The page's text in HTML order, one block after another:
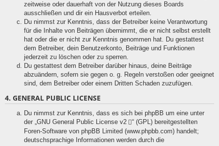
zeitweise oder dauerhaft von der Nutzung dieses Boards
ausschließen und dir ein Hausverbot erteilen.
Du nimmst zur Kenntnis, dass der Betreiber keine Verantwortung
für die Inhalte von Beiträgen übernimmt, die er nicht selbst erstellt
hat oder die er nicht zur Kenntnis genommen hat. Du gestattest
dem Betreiber, dein Benutzerkonto, Beiträge und Funktionen
jederzeit zu löschen oder zu sperren.
Du gestattest dem Betreiber darüber hinaus, deine Beiträge
abzuändern, sofern sie gegen o. g. Regeln verstoßen oder geeignet
sind, dem Betreiber oder einem Dritten Schaden zuzufügen.
4. GENERAL PUBLIC LICENSE
Du nimmst zur Kenntnis, dass es sich bei phpBB um eine unter
der „GNU General Public License v2
“ (GPL) bereitgestellten
Foren-Software von phpBB Limited (www.phpbb.com) handelt;
deutschsprachige Informationen werden durch die